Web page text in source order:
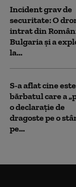
Incident grav de
securitate: O
intrat din
Bulgaria şi a
la...
S-a aflat cine este
bărbatul care a
o declarație de
dragoste pe o
pe...